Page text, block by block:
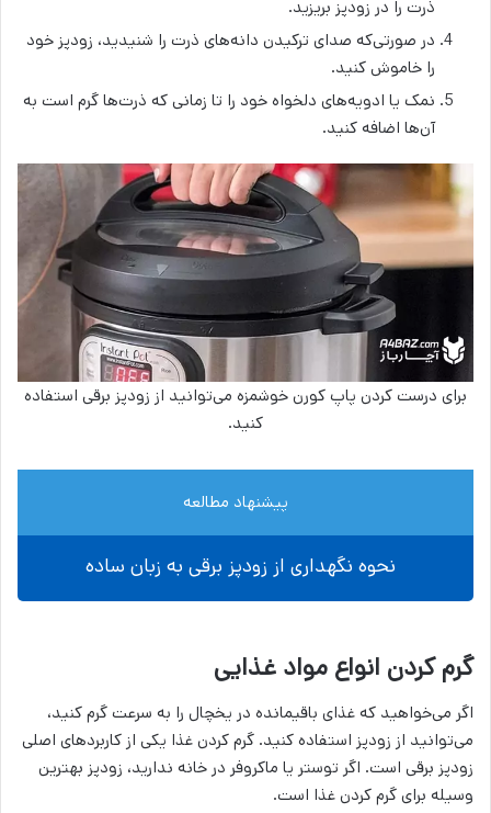
ذرت را در زودپز بریزید.
در صورتی‌که صدای ترکیدن دانه‌های ذرت را شنیدید، زودپز خود
را خاموش کنید.
نمک یا ادویه‌های دلخواه خود را تا زمانی که ذرت‌ها گرم است به
آن‌ها اضافه کنید.
برای درست کردن پاپ کورن خوشمزه می‌توانید از زودپز برقی استفاده
کنید.
پیشنهاد مطالعه
نحوه نگهداری از زودپز برقی به زبان ساده
گرم کردن انواع مواد غذایی
اگر می‌خواهید که غذای باقیمانده در یخچال را به سرعت گرم کنید،
می‌توانید از زودپز استفاده کنید. گرم کردن غذا یکی از کاربردهای اصلی
زودپز برقی است. اگر توستر یا ماکروفر در خانه ندارید، زودپز بهترین
وسیله برای گرم کردن غذا است.